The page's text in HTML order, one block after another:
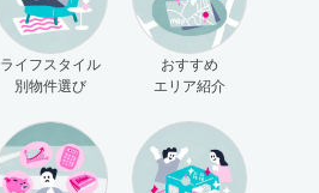
ライフスタイル
別物件選び
おすすめ
エリア紹介